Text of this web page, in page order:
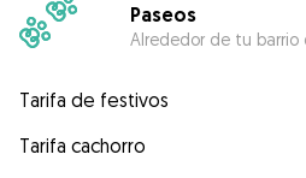
Paseos
Alrededor de tu barrio
Tarifa de festivos
Tarifa cachorro